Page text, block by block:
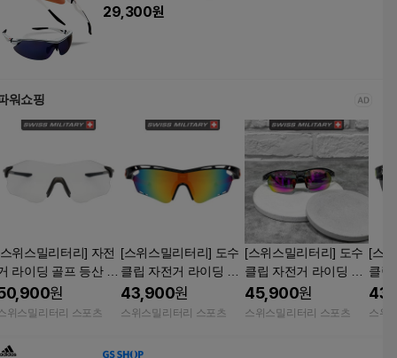
29,300원
워쇼핑
위스밀리터리] 자전
라이딩 골프 등산 러
테니스 방풍 야구 변
스포츠 고글 선글라
원
위스밀리터리 스포츠
[스위스밀리터리] 도수
클립 자전거 라이딩 골
프 등산 러닝 테니스 방
풍 야구 스포츠 고글 선
43,900원
스위스밀리터리 스포츠
[스위스밀리터리] 도수
클립 자전거 라이딩 골
프 등산 러닝 테니스 방
풍 야구 낚시 편광 스포
45,900원
스위스밀리터리 스포츠
[스
클립
프
풍
스위